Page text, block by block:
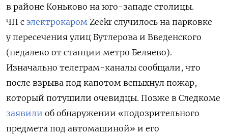
в районе Коньково на юго-западе столицы.
ЧП с электрокаром Zeekr случилось на парковке
у пересечения улиц Бутлерова и Введенского
(недалеко от станции метро Беляево).
Изначально телеграм-каналы сообщали, что
после взрыва под капотом вспыхнул пожар,
который потушили очевидцы. Позже в Следкоме
заявили об обнаружении «подозрительного
предмета под автомашиной» и его